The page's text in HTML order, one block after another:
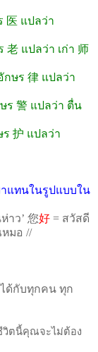
医 แปลว่า
老 แปลว่า เก่า 师
กษร 律 แปลว่า
ร 警 แปลว่า ตื่น
ร 护 แปลว่า
แทนในรูปแบบใน
าว’ 您好 = สวัสดี
มอ //
ด้กับทุกคน ทุก
วิตนี้คุณจะไม่ต้อง